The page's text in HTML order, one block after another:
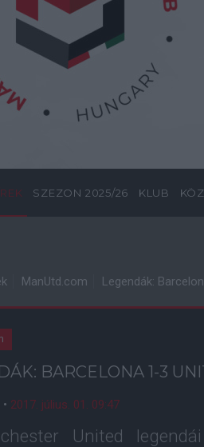
SZEZON 2025/26 KLUB
ManUtd.com Legendák:
BARCELONA 1-3
• 2017. július. 01. 09:47
United